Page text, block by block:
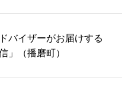
バイザーがお届けする
」（播磨町）